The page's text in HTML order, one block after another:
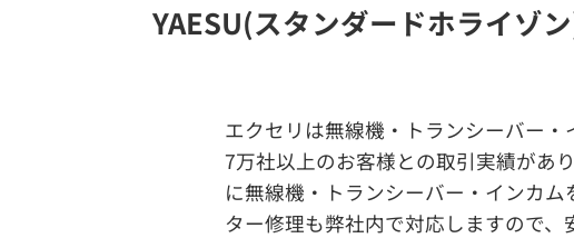
YAESU(スタンダードホライゾ
エクセリは無線機・トランシーバー
7万社以上のお客様との取引実績があ
に無線機・トランシーバー・インカ
ター修理も弊社内で対応しますので、